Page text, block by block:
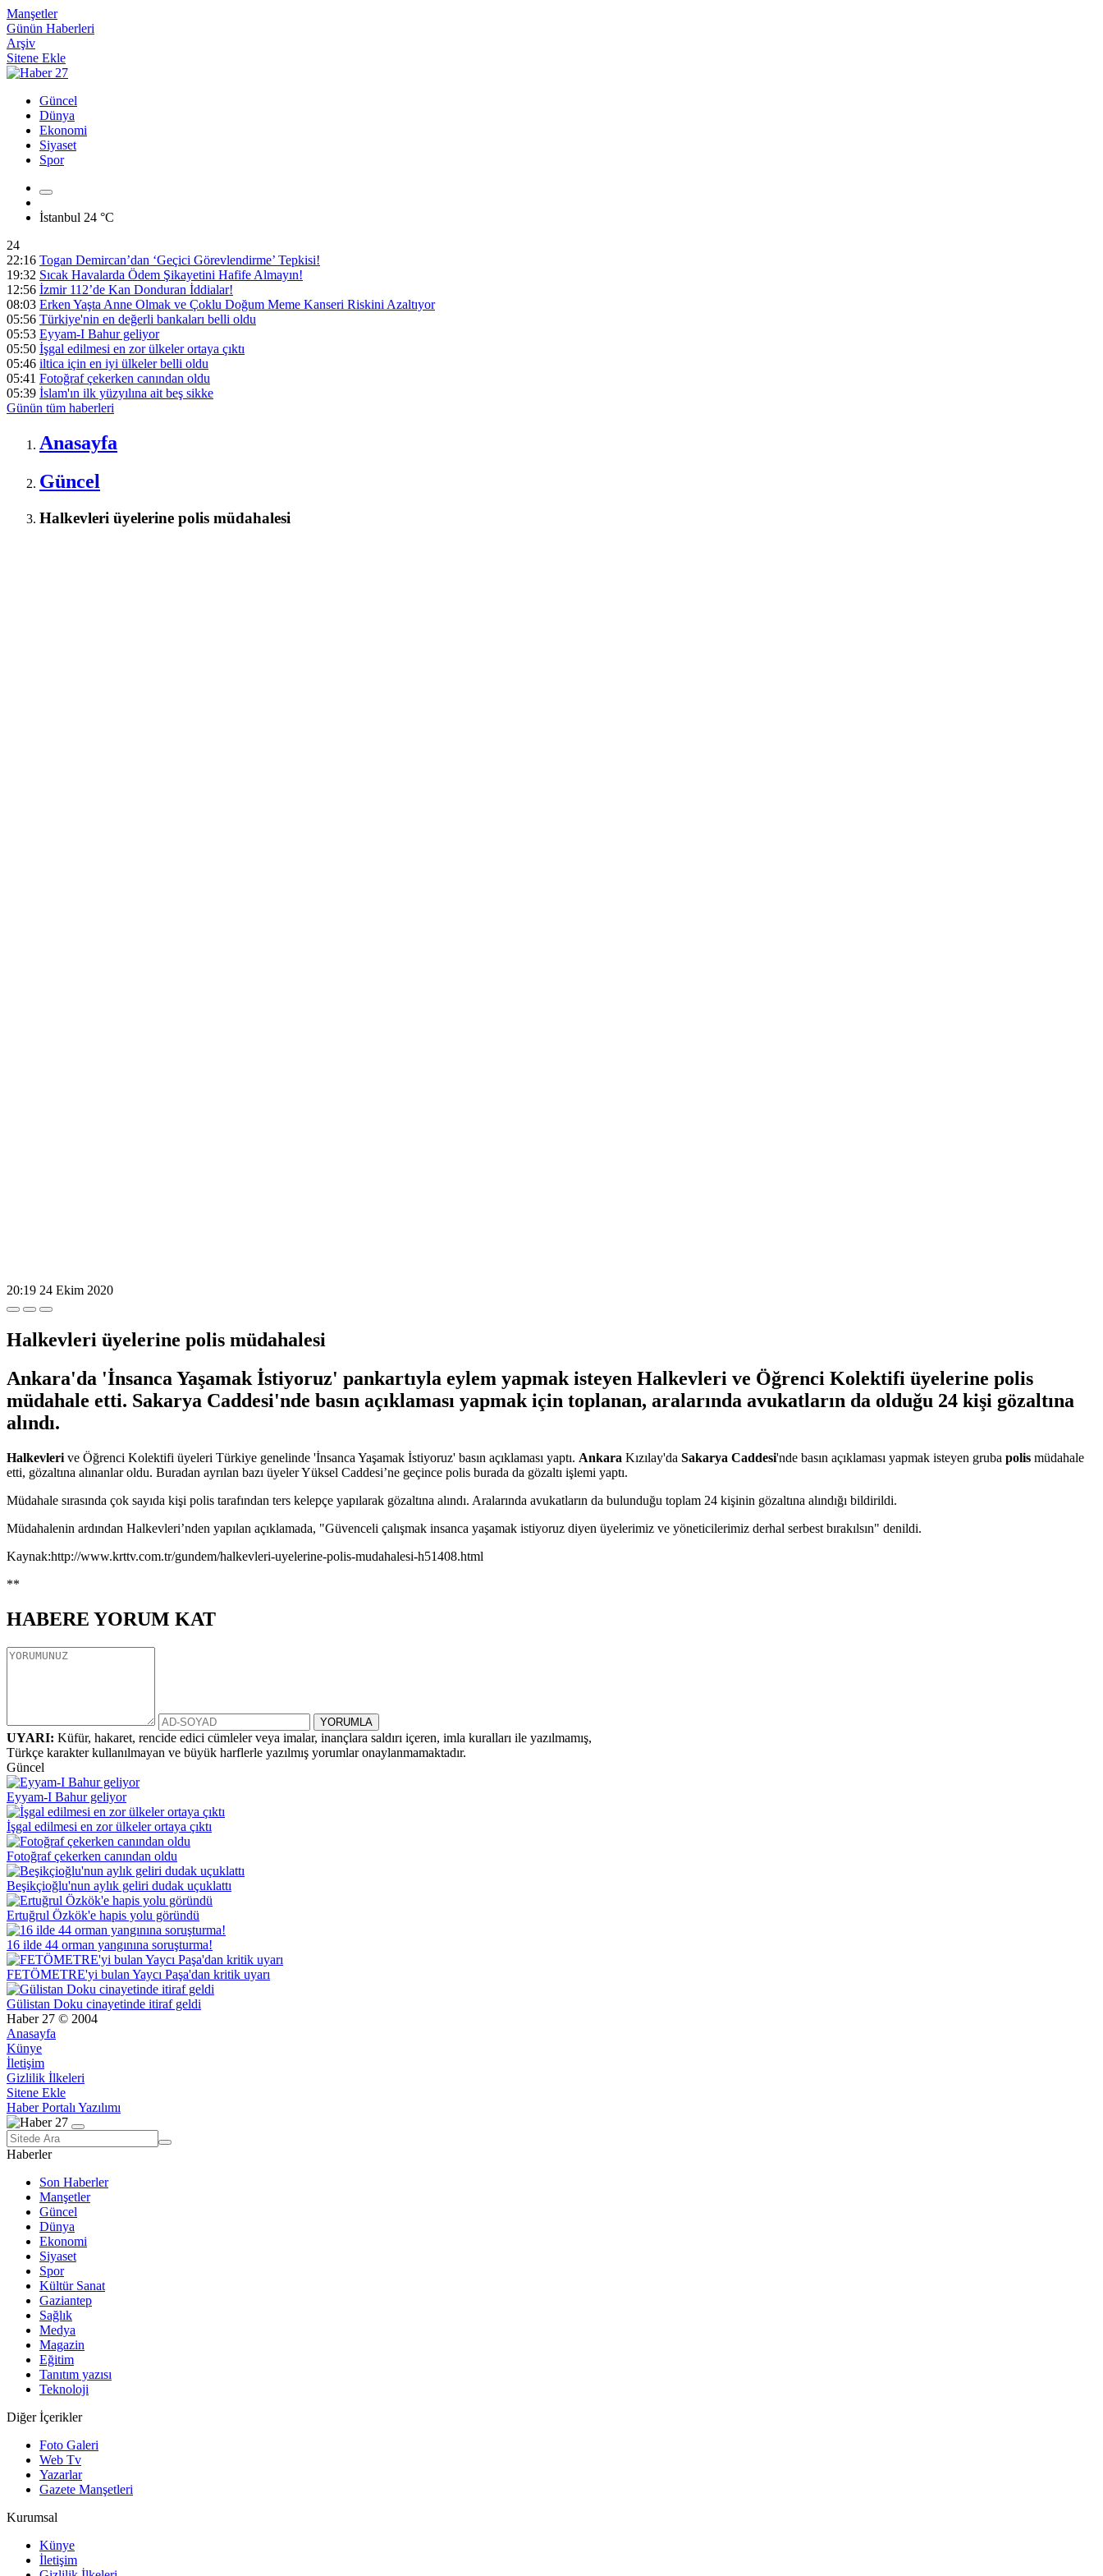
Manşetler
Günün Haberleri
Arşiv
Sitene Ekle
Güncel
Dünya
Ekonomi
Siyaset
Spor
İstanbul 24 °C
24
22:16 Togan Demircan’dan ‘Geçici Görevlendirme’ Tepkisi!
19:32 Sıcak Havalarda Ödem Şikayetini Hafife Almayın!
12:56 İzmir 112’de Kan Donduran İddialar!
08:03 Erken Yaşta Anne Olmak ve Çoklu Doğum Meme Kanseri Riskini Azaltıyor
05:56 Türkiye'nin en değerli bankaları belli oldu
05:53 Eyyam-I Bahur geliyor
05:50 İşgal edilmesi en zor ülkeler ortaya çıktı
05:46 iltica için en iyi ülkeler belli oldu
05:41 Fotoğraf çekerken canından oldu
05:39 İslam'ın ilk yüzyılına ait beş sikke
Günün tüm haberleri
Anasayfa
Güncel
Halkevleri üyelerine polis müdahalesi
20:19 24 Ekim 2020
Halkevleri üyelerine polis müdahalesi
Ankara'da 'İnsanca Yaşamak İstiyoruz' pankartıyla eylem yapmak isteyen Halkevleri ve Öğrenci Kolektifi üyelerine polis
müdahale etti. Sakarya Caddesi'nde basın açıklaması yapmak için toplanan, aralarında avukatların da olduğu 24 kişi gözaltına
alındı.
Halkevleri ve Öğrenci Kolektifi üyeleri Türkiye genelinde 'İnsanca Yaşamak İstiyoruz' basın açıklaması yaptı. Ankara Kızılay'da Sakarya Caddesi'nde basın açıklaması yapmak isteyen gruba polis müdahale
etti, gözaltına alınanlar oldu. Buradan ayrılan bazı üyeler Yüksel Caddesi’ne geçince polis burada da gözaltı işlemi yaptı.
Müdahale sırasında çok sayıda kişi polis tarafından ters kelepçe yapılarak gözaltına alındı. Aralarında avukatların da bulunduğu toplam 24 kişinin gözaltına alındığı bildirildi.
Müdahalenin ardından Halkevleri’nden yapılan açıklamada, "Güvenceli çalışmak insanca yaşamak istiyoruz diyen üyelerimiz ve yöneticilerimiz derhal serbest bırakılsın" denildi.
Kaynak:http://www.krttv.com.tr/gundem/halkevleri-uyelerine-polis-mudahalesi-h51408.html
**
HABERE YORUM KAT
UYARI: Küfür, hakaret, rencide edici cümleler veya imalar, inançlara saldırı içeren, imla kuralları ile yazılmamış,
Türkçe karakter kullanılmayan ve büyük harflerle yazılmış yorumlar onaylanmamaktadır.
Güncel
Eyyam-I Bahur geliyor
İşgal edilmesi en zor ülkeler ortaya çıktı
Fotoğraf çekerken canından oldu
Beşikçioğlu'nun aylık geliri dudak uçuklattı
Ertuğrul Özkök'e hapis yolu göründü
16 ilde 44 orman yangınına soruşturma!
FETÖMETRE'yi bulan Yaycı Paşa'dan kritik uyarı
Gülistan Doku cinayetinde itiraf geldi
Haber 27 © 2004
Anasayfa
Künye
İletişim
Gizlilik İlkeleri
Sitene Ekle
Haber Portalı Yazılımı
Haberler
Son Haberler
Manşetler
Güncel
Dünya
Ekonomi
Siyaset
Spor
Kültür Sanat
Gaziantep
Sağlık
Medya
Magazin
Eğitim
Tanıtım yazısı
Teknoloji
Diğer İçerikler
Foto Galeri
Web Tv
Yazarlar
Gazete Manşetleri
Kurumsal
Künye
İletişim